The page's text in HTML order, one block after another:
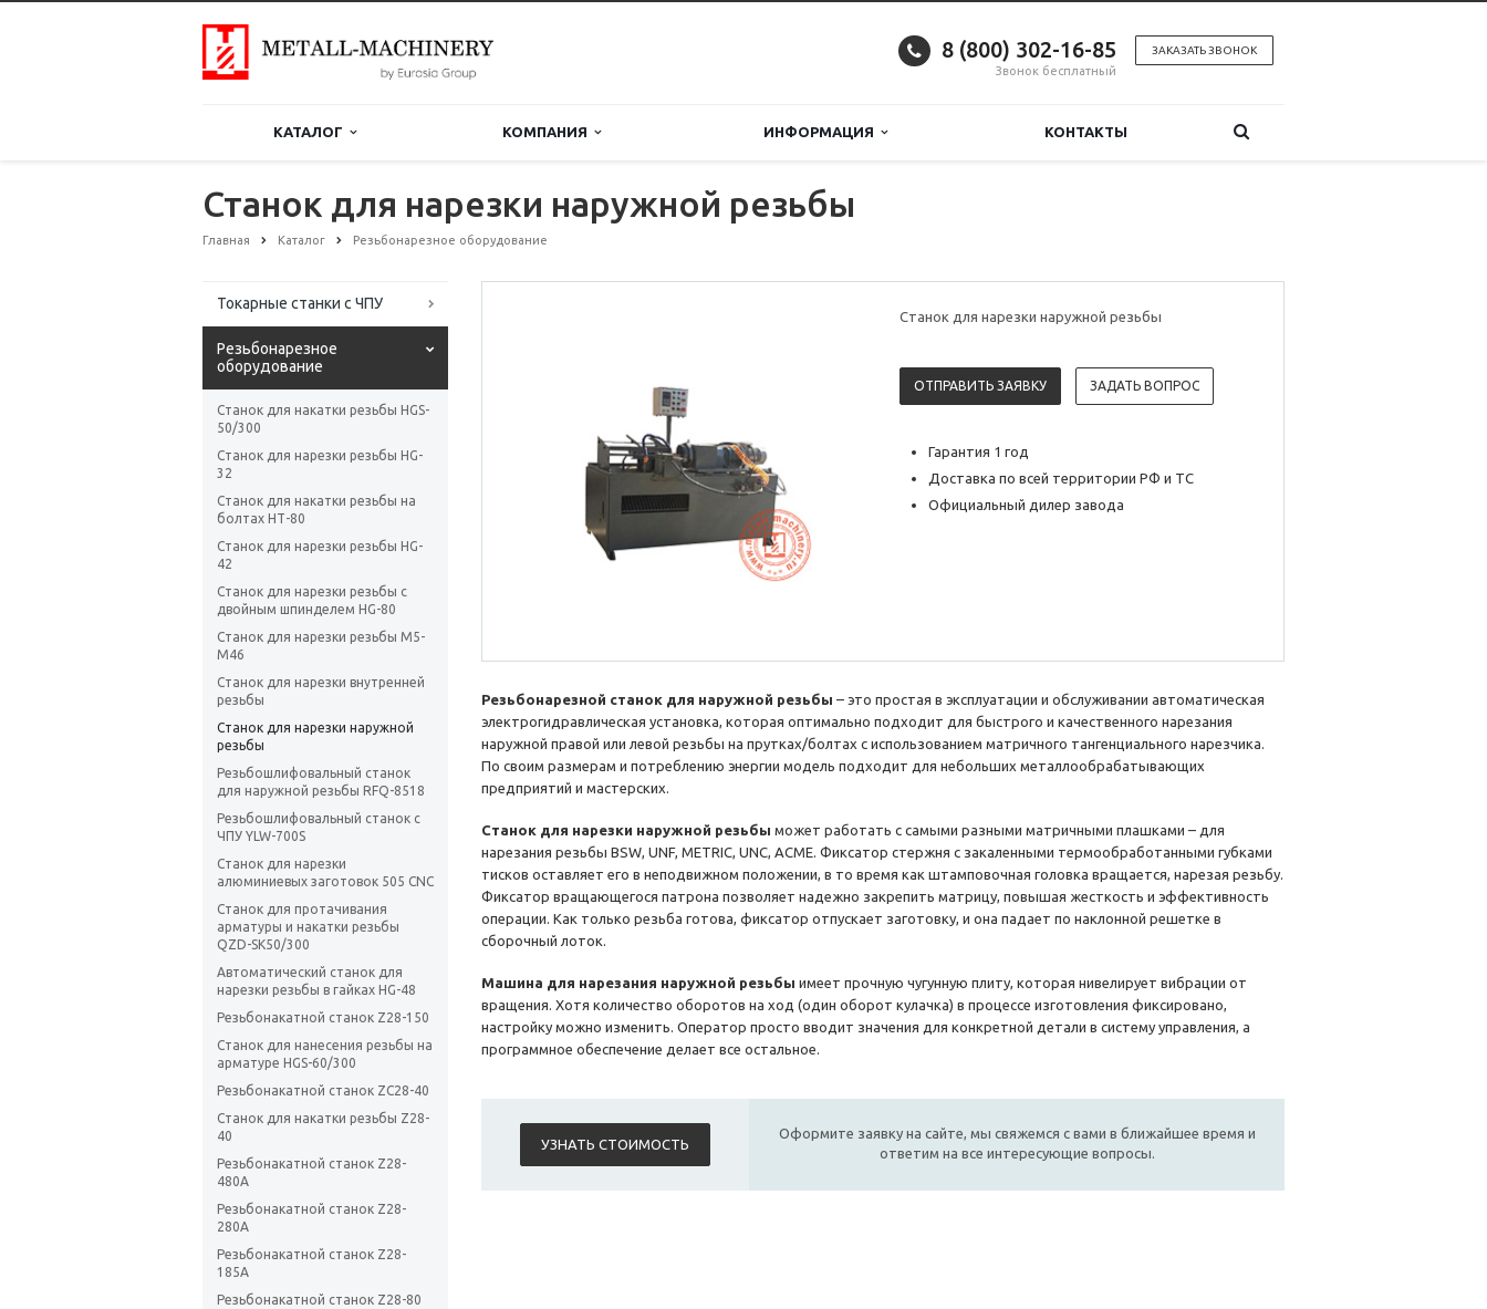
ЗАКАЗАТЬ ЗВОНОК
8 (800) 302-16-85
Звонок бесплатный
КАТАЛОГ КОМПАНИЯ ИНФОРМАЦИЯ КОНТАКТЫ
Станок для нарезки наружной резьбы
Главная Каталог Резьбонарезное оборудование
Токарные станки с ЧПУ
Резьбонарезное
оборудование
Станок для накатки резьбы HGS-
50/300
Станок для нарезки резьбы HG-
32
Станок для накатки резьбы на
болтах НТ-80
Станок для нарезки резьбы HG-
42
Станок для нарезки резьбы с
двойным шпинделем HG-80
Станок для нарезки резьбы М5-
М46
Станок для нарезки внутренней
резьбы
Станок для нарезки наружной
резьбы
Резьбошлифовальный станок
для наружной резьбы RFQ-8518
Резьбошлифовальный станок с
ЧПУ YLW-700S
Станок для нарезки
алюминиевых заготовок 505 CNC
Станок для протачивания
арматуры и накатки резьбы
QZD-SK50/300
Автоматический станок для
нарезки резьбы в гайках HG-48
Резьбонакатной станок Z28-150
Станок для нанесения резьбы на
арматуре HGS-60/300
Резьбонакатной станок ZC28-40
Станок для накатки резьбы Z28-
40
Резьбонакатной станок Z28-
480А
Резьбонакатной станок Z28-
280A
Резьбонакатной станок Z28-
185A
Резьбонакатной станок Z28-80
Станок для нарезки наружной резьбы
ОТПРАВИТЬ ЗАЯВКУ ЗАДАТЬ ВОПРОС
Гарантия 1 год
Доставка по всей территории РФ и ТС
Официальный дилер завода
Резьбонарезной станок для наружной резьбы – это простая в эксплуатации и обслуживании автоматическая
электрогидравлическая установка, которая оптимально подходит для быстрого и качественного нарезания
наружной правой или левой резьбы на прутках/болтах с использованием матричного тангенциального нарезчика.
По своим размерам и потреблению энергии модель подходит для небольших металлообрабатывающих
предприятий и мастерских.
Станок для нарезки наружной резьбы может работать с самыми разными матричными плашками – для
нарезания резьбы BSW, UNF, METRIC, UNC, ACME. Фиксатор стержня с закаленными термообработанными губками
тисков оставляет его в неподвижном положении, в то время как штамповочная головка вращается, нарезая резьбу.
Фиксатор вращающегося патрона позволяет надежно закрепить матрицу, повышая жесткость и эффективность
операции. Как только резьба готова, фиксатор отпускает заготовку, и она падает по наклонной решетке в
сборочный лоток.
Машина для нарезания наружной резьбы имеет прочную чугунную плиту, которая нивелирует вибрации от
вращения. Хотя количество оборотов на ход (один оборот кулачка) в процессе изготовления фиксировано,
настройку можно изменить. Оператор просто вводит значения для конкретной детали в систему управления, а
программное обеспечение делает все остальное.
УЗНАТЬ СТОИМОСТЬ
Оформите заявку на сайте, мы свяжемся с вами в ближайшее время и
ответим на все интересующие вопросы.